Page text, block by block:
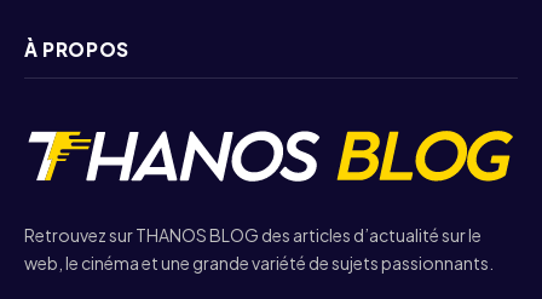
À PROPOS
Retrouvez sur THANOS BLOG des articles d’actualité sur le
web, le cinéma et une grande variété de sujets passionnants.